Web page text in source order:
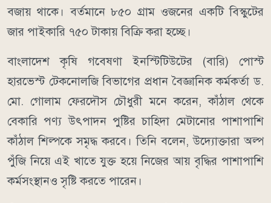
বজায় থাকে। বর্তমানে ৮৫০ গ্রাম ওজনের একটি বিস্কুটের
জার পাইকারি ৭৫০ টাকায় বিক্রি করা হচ্ছে।
বাংলাদেশ কৃষি গবেষণা ইনস্টিটিউটের (বারি) পোস্ট
হারভেস্ট টেকনোলজি বিভাগের প্রধান বৈজ্ঞানিক কর্মকর্তা ড.
মো. গোলাম ফেরদৌস চৌধুরী মনে করেন, কাঁঠাল থেকে
বেকারি পণ্য উৎপাদন পুষ্টির চাহিদা মেটানোর পাশাপাশি
কাঁঠাল শিল্পকে সমৃদ্ধ করবে। তিনি বলেন, উদ্যোক্তারা অল্প
পুঁজি নিয়ে এই খাতে যুক্ত হয়ে নিজের আয় বৃদ্ধির পাশাপাশি
কর্মসংস্থানও সৃষ্টি করতে পারেন।